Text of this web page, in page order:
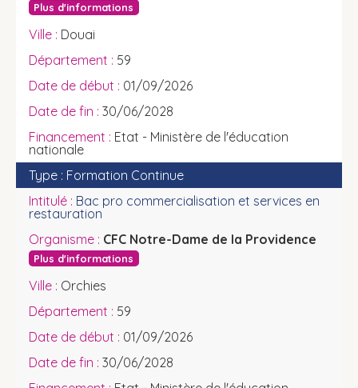
Plus d'informations
Douai
59
01/09/2026
30/06/2028
Etat - Ministère de l'éducation
nationale
Formation Continue
Bac pro commercialisation et services en
restauration
CFC Notre-Dame de la Providence
Plus d'informations
Orchies
59
01/09/2026
30/06/2028